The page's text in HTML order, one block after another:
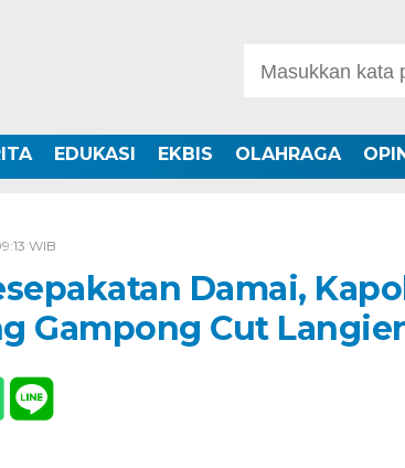
EDUKASI EKBIS OLAHRAGA
WIB
Damai,
Gampong Cut